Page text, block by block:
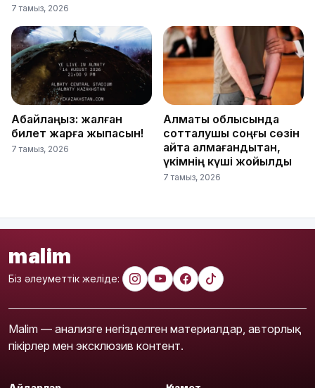
7 тамыз, 2026
Абайлаңыз: жалған
билет жарға жықпасын!
7 тамыз, 2026
Алматы облысында
сотталушы соңғы сөзін
айта алмағандықтан,
үкімнің күші жойылды
7 тамыз, 2026
malim
Біз әлеуметтік желіде:
Malim — анализге негізделген материалдар, авторлық
пікірлер мен эксклюзив контент.